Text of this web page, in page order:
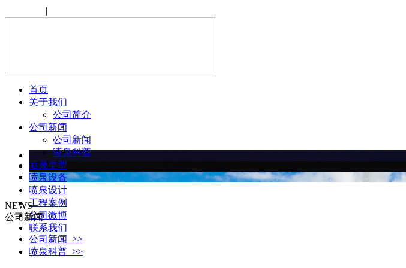
|
首页
关于我们
公司简介
公司新闻
公司新闻
喷泉科普
喷泉类型
喷泉设备
喷泉设计
工程案例
公司微博
联系我们
NEWS
公司新闻
公司新闻 >>
喷泉科普 >>